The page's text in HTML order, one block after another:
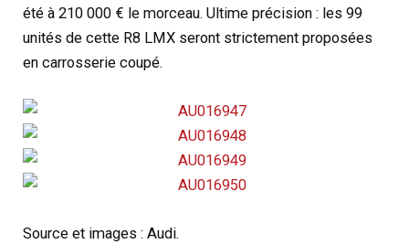
été à 210 000 € le morceau. Ultime précision : les 99
unités de cette R8 LMX seront strictement proposées
en carrosserie coupé.
Source et images : Audi.